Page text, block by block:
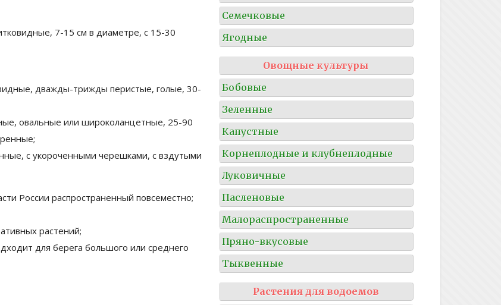
7-15 см в диаметре, с 15-30
дважды-трижды перистые, голые, 30-
овальные или широколанцетные, 25-90
с укороченными черешками, c вздутыми
России распространенный повсеместно;
растений;
для берега большого или среднего
Семечковые
Ягодные
Овощные культуры
Бобовые
Зеленные
Капустные
Корнеплодные и клубнеплодные
Луковичные
Пасленовые
Малораспространенные
Пряно-вкусовые
Тыквенные
Растения для водоемов